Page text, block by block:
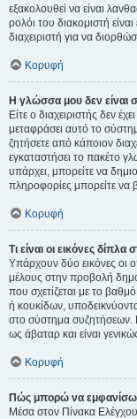
εξακολουθεί να είναι
ρολόι του διακομιστή
διαχειριστή για να
Κορυφή
Η γλώσσα μου δεν είναι
Είτε ο διαχειριστής δεν
μεταφράσει αυτό το
ζητήσετε από κάποιον
εγκαταστήσει το πακέτο
υπάρχει, μπορείτε να
πληροφορίες μπορείτε να
Κορυφή
Τι είναι οι εικόνες
Υπάρχουν δύο εικόνες οι
μέλους στην προβολή
που σχετίζεται με το
ή κουκίδων,
στο σύστημα συζητήσεων.
ως άβαταρ και είναι
Κορυφή
Πώς μπορώ να εμφανίσω
Μέσα στον Πίνακα